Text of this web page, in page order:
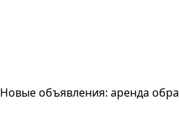
Новые объявления: аренда